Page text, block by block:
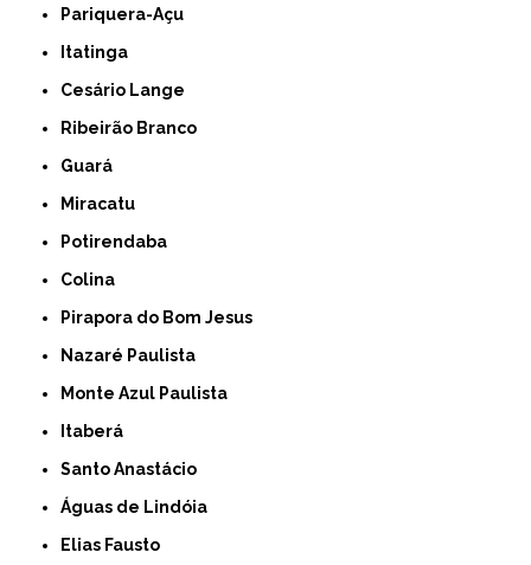
Pariquera-Açu
Itatinga
Cesário Lange
Ribeirão Branco
Guará
Miracatu
Potirendaba
Colina
Pirapora do Bom Jesus
Nazaré Paulista
Monte Azul Paulista
Itaberá
Santo Anastácio
Águas de Lindóia
Elias Fausto